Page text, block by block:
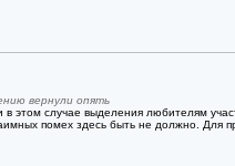
вернули опять
случае выделения любителям
помех здесь быть не должно. Для